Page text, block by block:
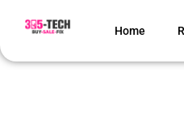
Home